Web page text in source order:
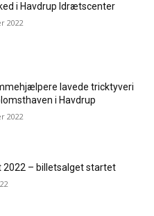
i Havdrup Idrætscenter
2022
lavede tricktyveri
i Havdrup
2022
2022 – billetsalget startet